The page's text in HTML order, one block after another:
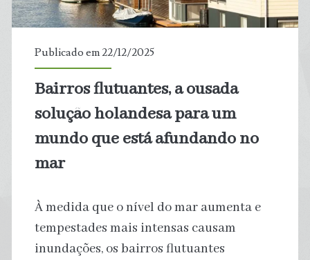
áreas
da
Legal
Publicado em 22/12/2025
Bairros flutuantes, a ousada
solução holandesa para um
mundo que está afundando no
mar
À medida que o nível do mar aumenta e
tempestades mais intensas causam
inundações, os bairros flutuantes